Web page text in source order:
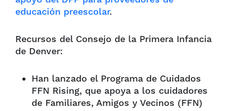
educación preescolar.
Recursos del Consejo de la Primera Infancia
de Denver:
Han lanzado el Programa de Cuidados
FFN Rising, que apoya a los cuidadores
de Familiares, Amigos y Vecinos (FFN)